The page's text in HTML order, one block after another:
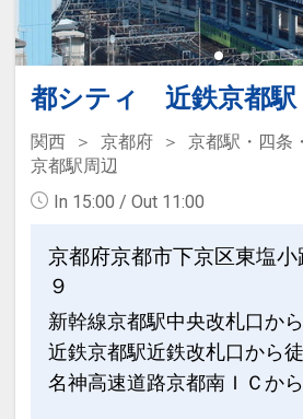
都シティ 近鉄京都駅
関西 京都府
京都駅・四条
京都駅周辺
In 15:00 / Out 11:00
京都府京都市下京区東塩小
９
新幹線京都駅中央改札口か
近鉄京都駅近鉄改札口から
名神高速道路京都南ＩＣか